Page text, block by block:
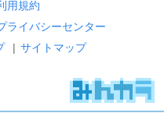
用規約
ライバシーセンター
| サイトマップ